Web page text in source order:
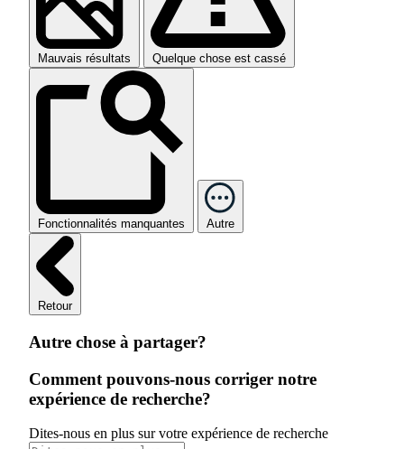
Mauvais résultats Quelque chose est cassé
Fonctionnalités manquantes Autre
Retour
Autre chose à partager?
Comment pouvons-nous corriger notre
expérience de recherche?
Dites-nous en plus sur votre expérience de recherche